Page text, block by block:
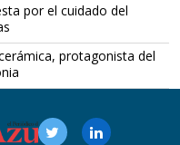
por el cuidado del
protagonista del